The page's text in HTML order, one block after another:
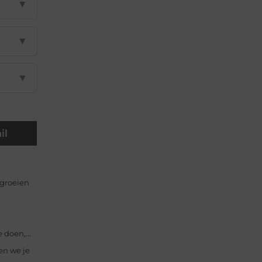
▼
▼
▼
we je